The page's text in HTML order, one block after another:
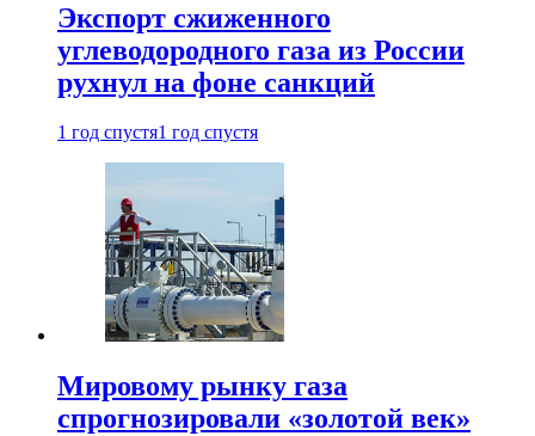
Экспорт сжиженного
углеводородного газа из России
рухнул на фоне санкций
1 год спустя1 год спустя
Мировому рынку газа
спрогнозировали «золотой век»